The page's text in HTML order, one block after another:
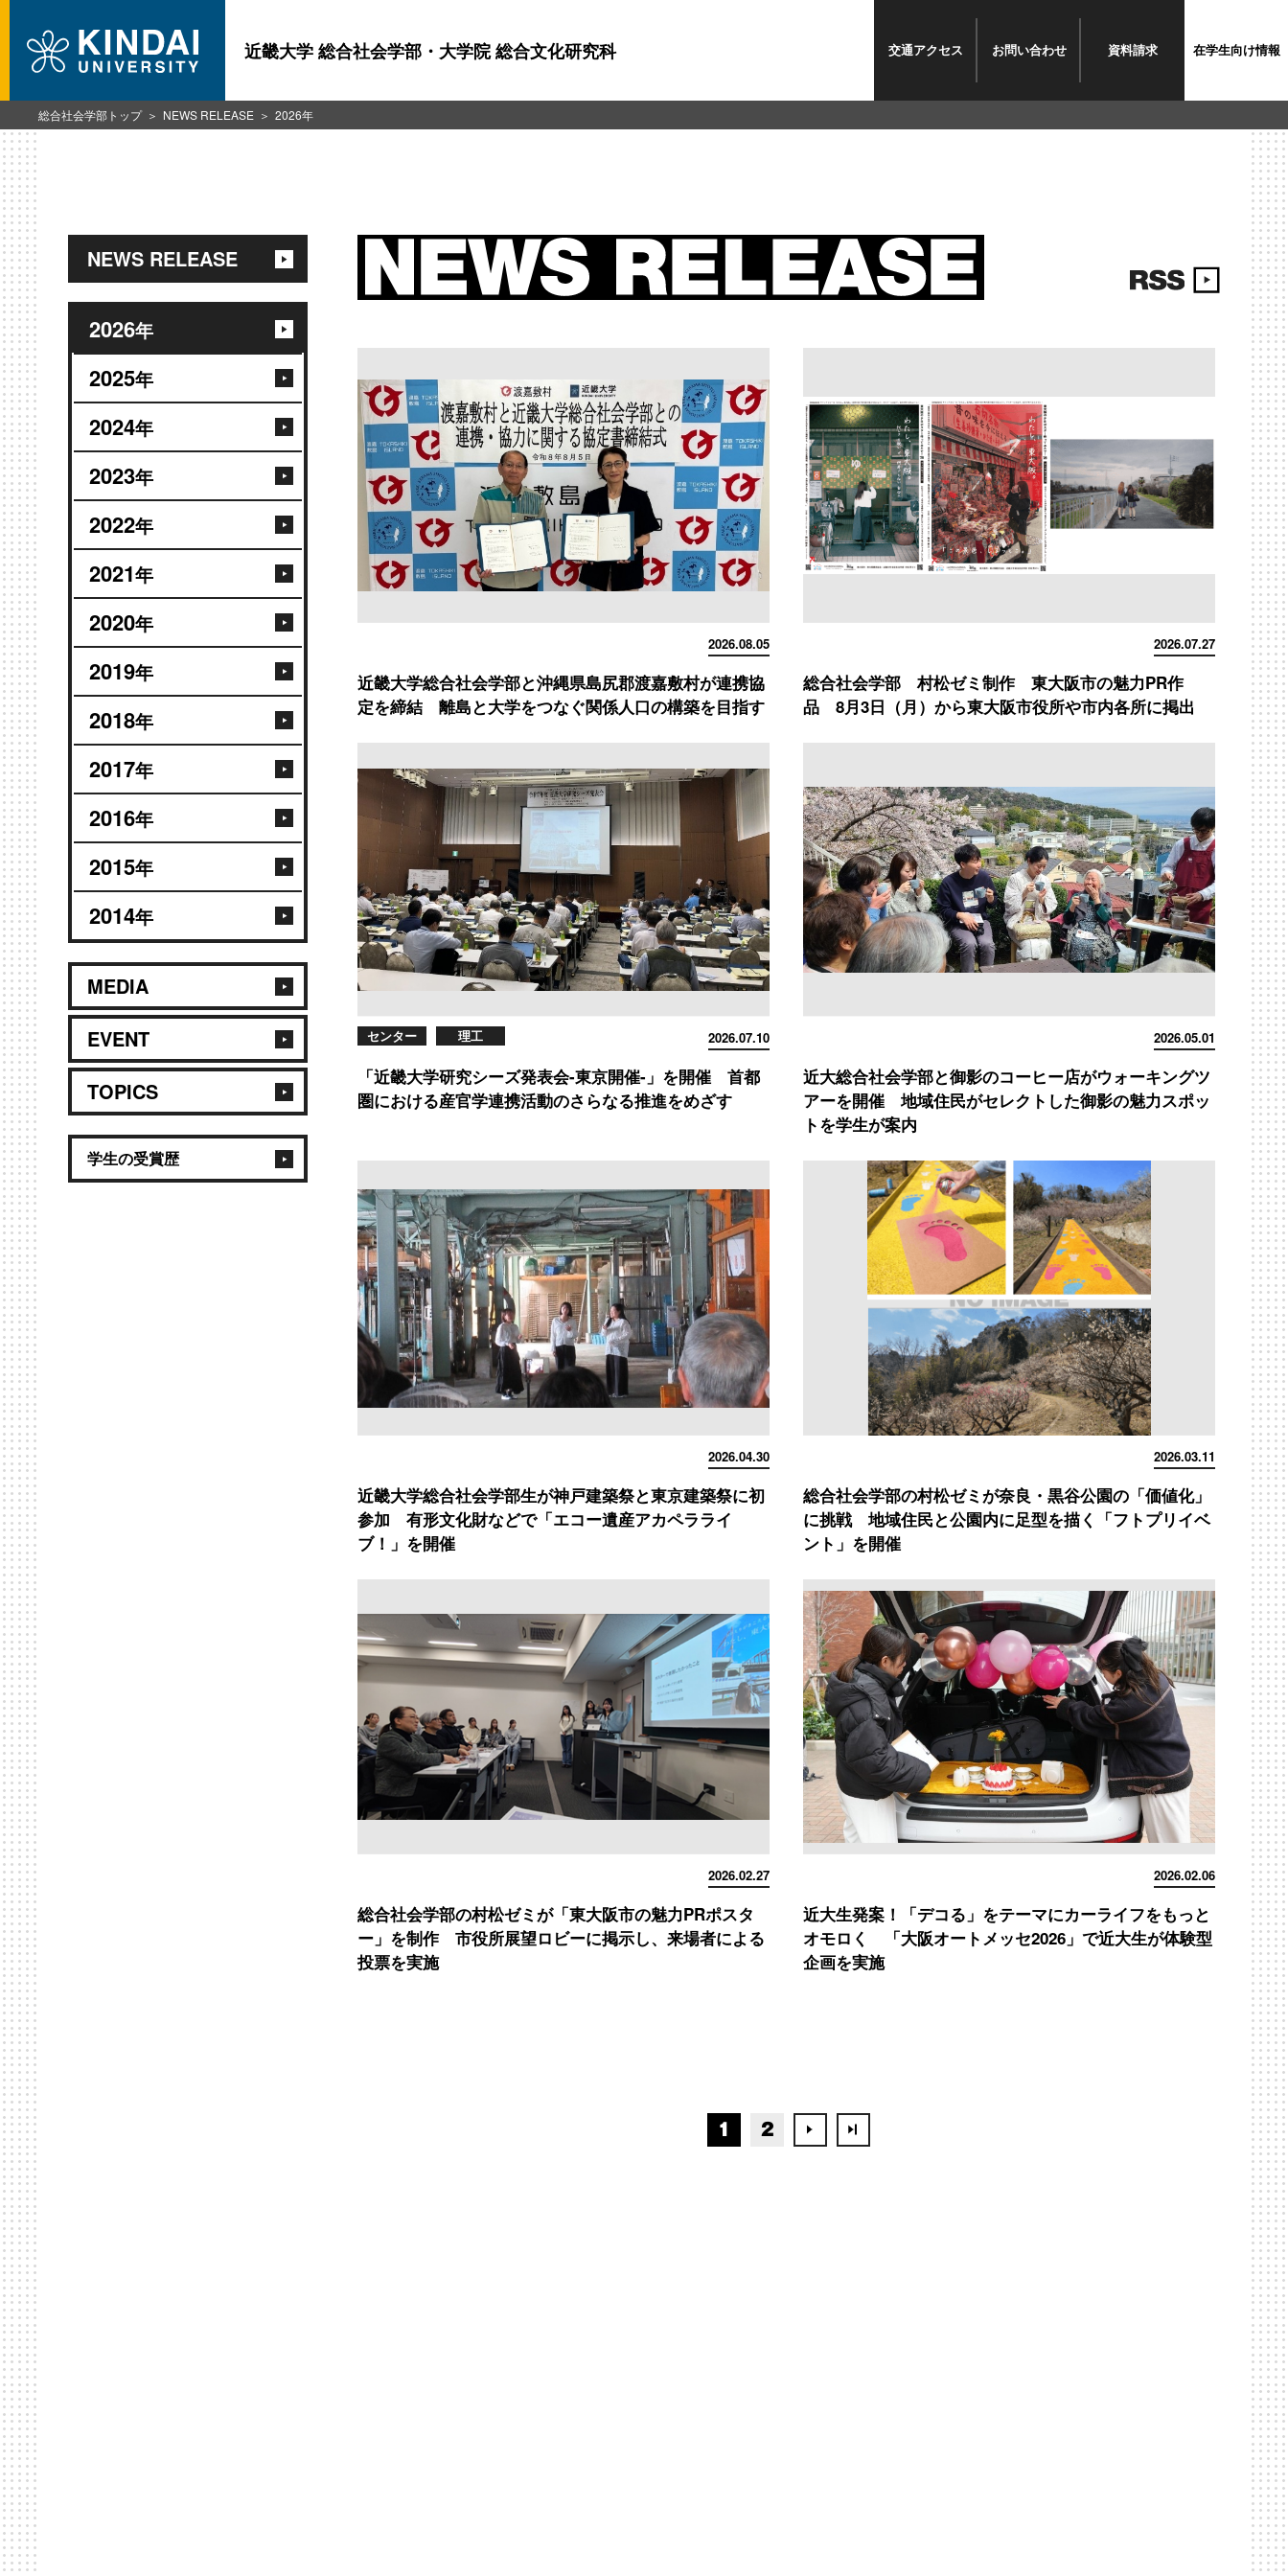
近畿大学 総合社会学部・大学院 総合文化研究科 交通アクセス お問い合わせ 資料請求 在学生向け情報
NEWS RELEASE
2026年
2025年
2024年
2023年
2022年
2021年
2020年
2019年
2018年
2017年
2016年
2015年
2014年
MEDIA
EVENT
TOPICS
学生の受賞歴
2026.08.05
近畿大学総合社会学部と沖縄県島尻郡渡嘉敷村が連携協
定を締結 離島と大学をつなぐ関係人口の構築を目指す
2026.07.27
総合社会学部 村松ゼミ制作 東大阪市の魅力PR作
品 8月3日（月）から東大阪市役所や市内各所に掲出
センター 理工 2026.07.10
「近畿大学研究シーズ発表会-東京開催-」を開催 首都
圏における産官学連携活動のさらなる推進をめざす
2026.05.01
近大総合社会学部と御影のコーヒー店がウォーキングツ
アーを開催 地域住民がセレクトした御影の魅力スポッ
トを学生が案内
2026.04.30
近畿大学総合社会学部生が神戸建築祭と東京建築祭に初
参加 有形文化財などで「エコー遺産アカペラライ
ブ！」を開催
2026.03.11
総合社会学部の村松ゼミが奈良・黒谷公園の「価値化」
に挑戦 地域住民と公園内に足型を描く「フトプリイベ
ント」を開催
2026.02.27
総合社会学部の村松ゼミが「東大阪市の魅力PRポスタ
ー」を制作 市役所展望ロビーに掲示し、来場者による
投票を実施
2026.02.06
近大生発案！「デコる」をテーマにカーライフをもっと
オモロく 「大阪オートメッセ2026」で近大生が体験型
企画を実施
1 2
総合社会学部トップ NEWS RELEASE 2026年